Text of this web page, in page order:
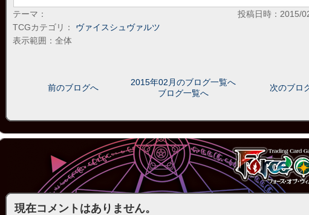
テーマ：
投稿日時：2015/
TCGカテゴリ： ヴァイスシュヴァルツ
表示範囲：全体
前のブログへ
2015年02月のブログ一覧へ
ブログ一覧へ
次のブロ
現在コメントはありません。